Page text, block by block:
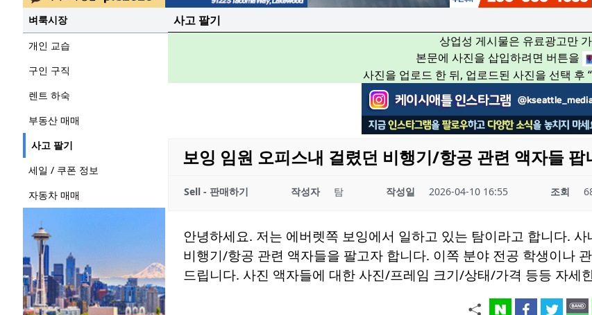
벼룩시장
개인 교습
구인 구직
렌트 하숙
부동산 매매
사고 팔기
세일 / 쿠폰 정보
자동차 매매
사고 팔기
상업성 게시물은 유료광고만
본문에 사진을 삽입하려면 버튼을
사진을 업로드 한 뒤, 업로드된 사진을 선택 후
보잉 임원 오피스내 걸렸던 비행기/항공 관련 액자들 팝
Sell - 판매하기 작성자 탐 작성일 2026-04-10 16:55 조회
안녕하세요. 저는 에버렛쪽 보잉에서 일하고 있는 탐이라고 합니다.
비행기/항공 관련 액자들을 팔고자 합니다. 이쪽 분야 전공 학생이나
드립니다. 사진 액자들에 대한 사진/프레임 크기/상태/가격 등등 자세